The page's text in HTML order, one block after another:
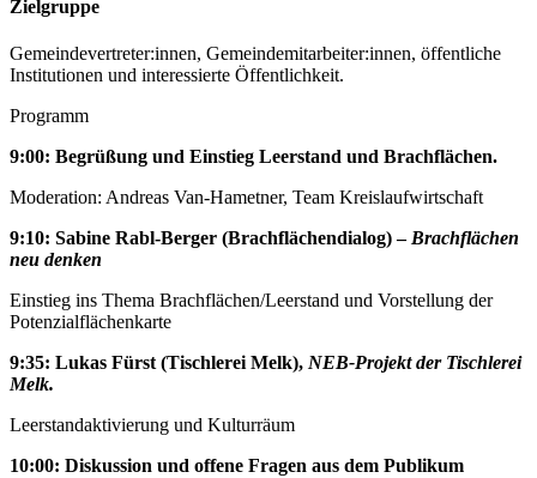
Zielgruppe
Gemeindevertreter:innen, Gemeindemitarbeiter:innen, öffentliche
Institutionen und interessierte Öffentlichkeit.
Programm
9:00: Begrüßung und Einstieg Leerstand und Brachflächen.
Moderation: Andreas Van-Hametner, Team Kreislaufwirtschaft
9:10: Sabine Rabl-Berger (Brachflächendialog) – Brachflächen
neu denken
Einstieg ins Thema Brachflächen/Leerstand und Vorstellung der
Potenzialflächenkarte
9:35: Lukas Fürst (Tischlerei Melk), NEB-Projekt der Tischlerei
Melk.
Leerstandaktivierung und Kulturräum
10:00: Diskussion und offene Fragen aus dem Publikum